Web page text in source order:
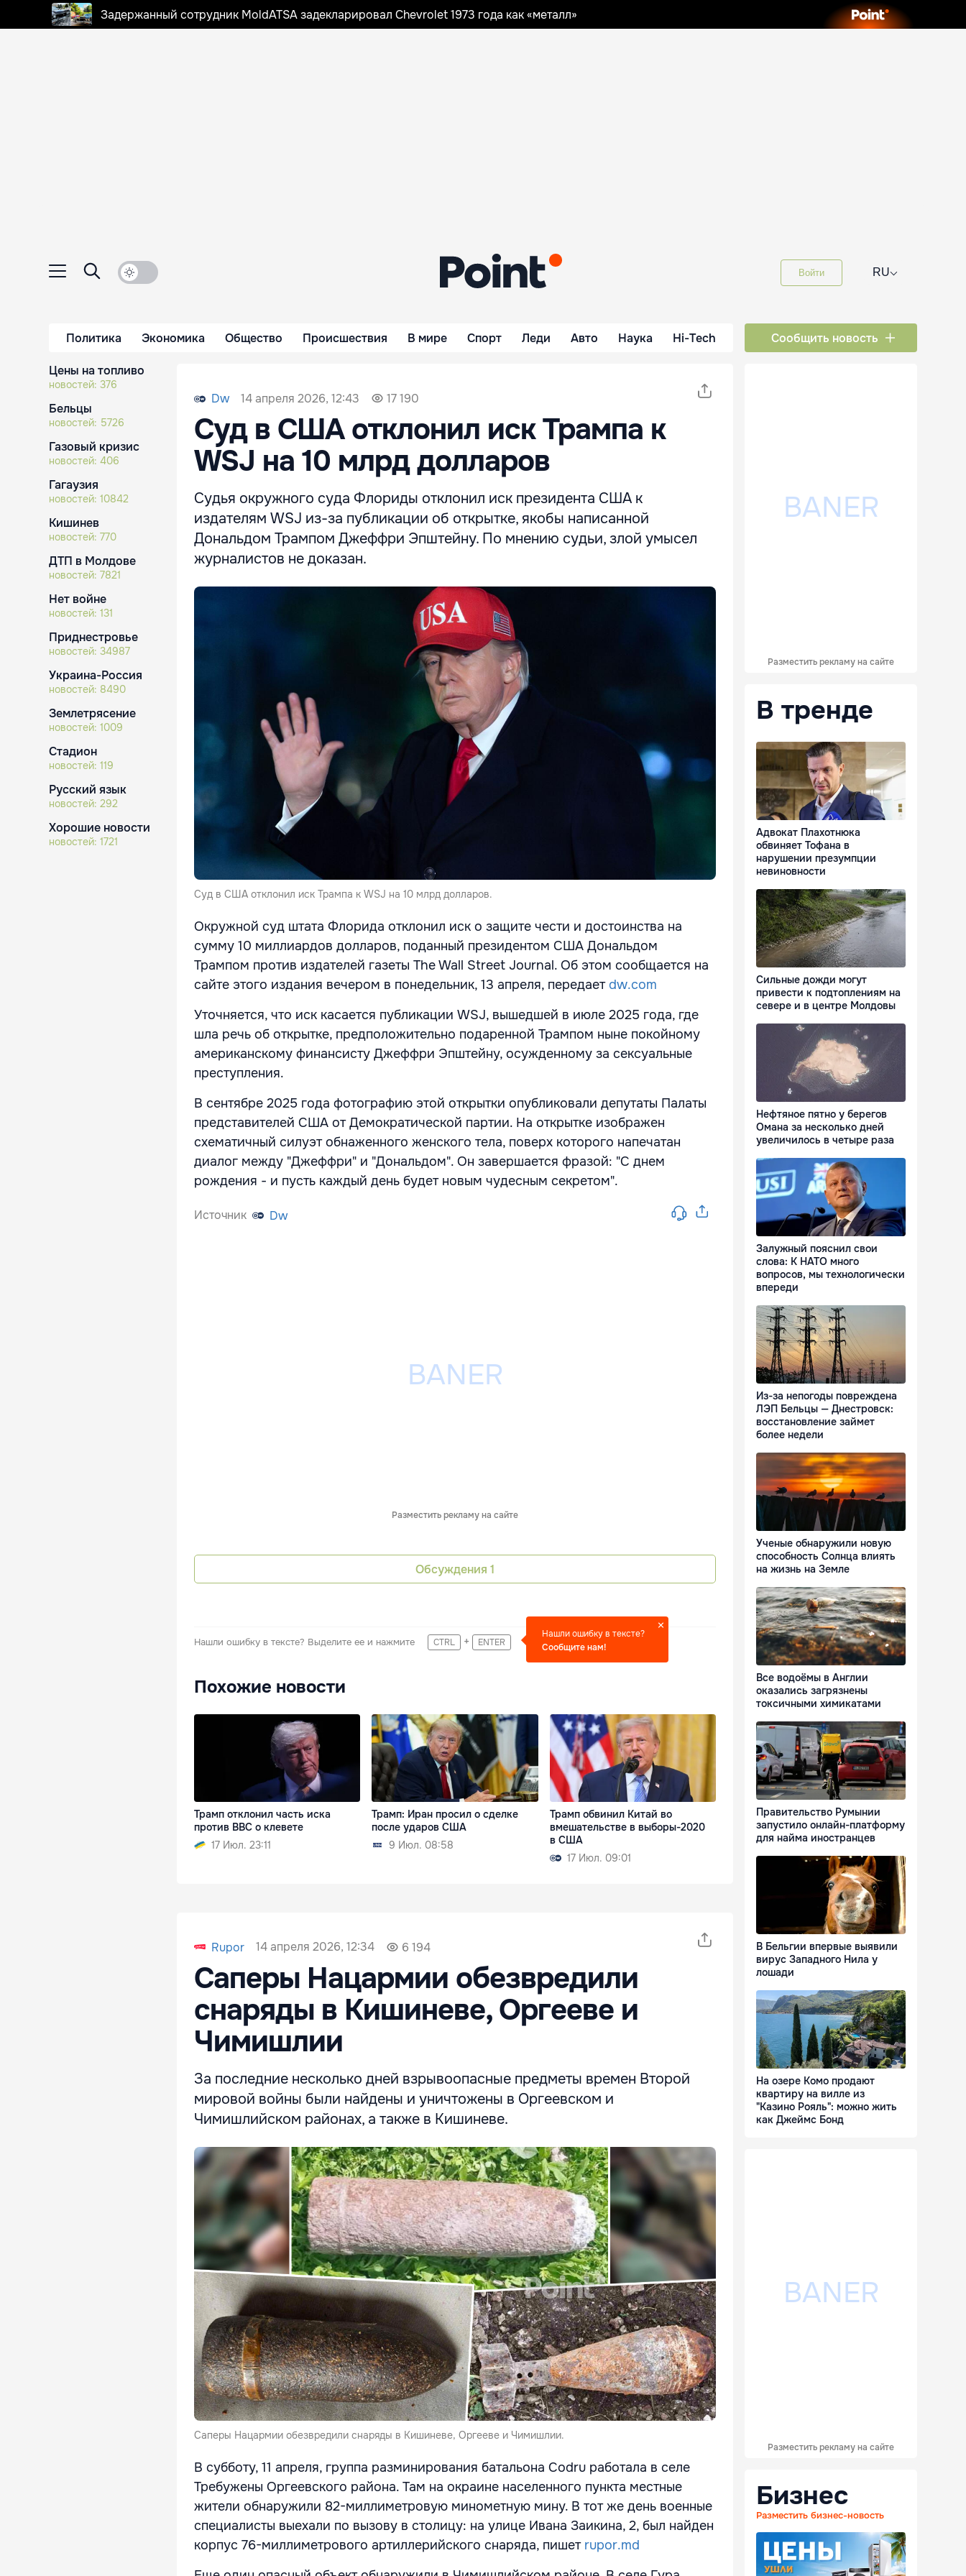
Задержанный сотрудник MoldATSA задекларировал Chevrolet 1973 года как «металл»
Войти RU⌵
Политика Экономика Общество Происшествия В мире Спорт Леди Авто Наука Hi-Tech Сообщить новость
Цены на топливо
новостей: 376
Бельцы
новостей: 5726
Газовый кризис
новостей: 406
Гагаузия
новостей: 10842
Кишинев
новостей: 770
ДТП в Молдове
новостей: 7821
Нет войне
новостей: 131
Приднестровье
новостей: 34987
Украина-Россия
новостей: 8490
Землетрясение
новостей: 1009
Стадион
новостей: 119
Русский язык
новостей: 292
Хорошие новости
новостей: 1721
Dw 14 апреля 2026, 12:43 17 190
Суд в США отклонил иск Трампа к
WSJ на 10 млрд долларов
Судья окружного суда Флориды отклонил иск президента США к
издателям WSJ из-за публикации об открытке, якобы написанной
Дональдом Трампом Джеффри Эпштейну. По мнению судьи, злой умысел
журналистов не доказан.
Суд в США отклонил иск Трампа к WSJ на 10 млрд долларов.
Окружной суд штата Флорида отклонил иск о защите чести и достоинства на
сумму 10 миллиардов долларов, поданный президентом США Дональдом
Трампом против издателей газеты The Wall Street Journal. Об этом сообщается на
сайте этого издания вечером в понедельник, 13 апреля, передает dw.com
Уточняется, что иск касается публикации WSJ, вышедшей в июле 2025 года, где
шла речь об открытке, предположительно подаренной Трампом ныне покойному
американскому финансисту Джеффри Эпштейну, осужденному за сексуальные
преступления.
В сентябре 2025 года фотографию этой открытки опубликовали депутаты Палаты
представителей США от Демократической партии. На открытке изображен
схематичный силуэт обнаженного женского тела, поверх которого напечатан
диалог между "Джеффри" и "Дональдом". Он завершается фразой: "С днем
рождения - и пусть каждый день будет новым чудесным секретом".
Источник Dw
Разместить рекламу на сайте
Обсуждения 1
Нашли ошибку в тексте? Выделите ее и нажмите CTRL + ENTER
Нашли ошибку в тексте?
Сообщите нам!
Похожие новости
Трамп отклонил часть иска
против BBC о клевете
17 Июл. 23:11
Трамп: Иран просил о сделке
после ударов США
9 Июл. 08:58
Трамп обвинил Китай во
вмешательстве в выборы-2020
в США
17 Июл. 09:01
Rupor 14 апреля 2026, 12:34 6 194
Саперы Нацармии обезвредили
снаряды в Кишиневе, Оргееве и
Чимишлии
За последние несколько дней взрывоопасные предметы времен Второй
мировой войны были найдены и уничтожены в Оргеевском и
Чимишлийском районах, а также в Кишиневе.
Саперы Нацармии обезвредили снаряды в Кишиневе, Оргееве и Чимишлии.
В субботу, 11 апреля, группа разминирования батальона Codru работала в селе
Требужены Оргеевского района. Там на окраине населенного пункта местные
жители обнаружили 82-миллиметровую минометную мину. В тот же день военные
специалисты выехали по вызову в столицу: на улице Ивана Заикина, 2, был найден
корпус 76-миллиметрового артиллерийского снаряда, пишет rupor.md
Разместить рекламу на сайте
В тренде
Адвокат Плахотнюка
обвиняет Тофана в
нарушении презумпции
невиновности
Сильные дожди могут
привести к подтоплениям на
севере и в центре Молдовы
Нефтяное пятно у берегов
Омана за несколько дней
увеличилось в четыре раза
Залужный пояснил свои
слова: К НАТО много
вопросов, мы технологически
впереди
Из-за непогоды повреждена
ЛЭП Бельцы — Днестровск:
восстановление займет
более недели
Ученые обнаружили новую
способность Солнца влиять
на жизнь на Земле
Все водоёмы в Англии
оказались загрязнены
токсичными химикатами
Правительство Румынии
запустило онлайн-платформу
для найма иностранцев
В Бельгии впервые выявили
вирус Западного Нила у
лошади
На озере Комо продают
квартиру на вилле из
"Казино Рояль": можно жить
как Джеймс Бонд
Разместить рекламу на сайте
Бизнес
Разместить бизнес-новость